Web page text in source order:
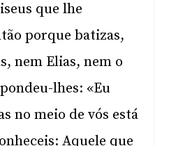
que lhe
porque batizas,
nem Elias, nem o
lhes: «Eu
no meio de vós está
Aquele que